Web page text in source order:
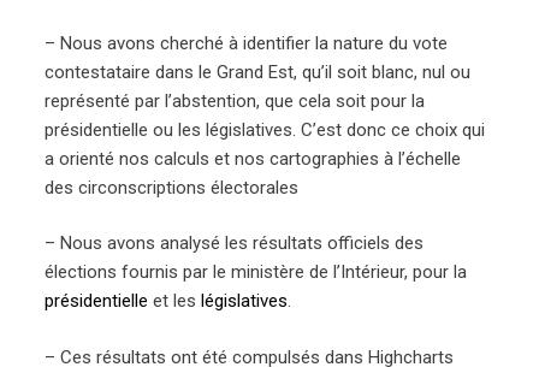
– Nous avons cherché à identifier la nature du vote
contestataire dans le Grand Est, qu’il soit blanc, nul ou
représenté par l’abstention, que cela soit pour la
présidentielle ou les législatives. C’est donc ce choix qui
a orienté nos calculs et nos cartographies à l’échelle
des circonscriptions électorales
– Nous avons analysé les résultats officiels des
élections fournis par le ministère de l’Intérieur, pour la
présidentielle et leslégislatives.
– Ces résultats ont été compulsés dans Highcharts